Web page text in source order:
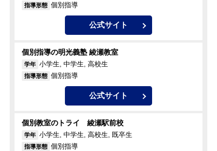
指導形態 個別指導
公式サイト
個別指導の明光義塾 綾瀬教室
学年 小学生, 中学生, 高校生
指導形態 個別指導
公式サイト
個別教室のトライ 綾瀬駅前校
学年 小学生, 中学生, 高校生, 既卒生
指導形態 個別指導